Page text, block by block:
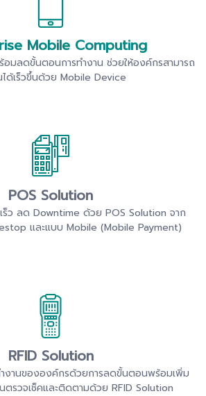
Mobile Computing
มลดขั้นตอนการทำงาน ช่วยให้องค์กรสามารถ
ได้เร็วขึ้นด้วย Mobile Device
POS Solution
เร็ว ลด Downtime ด้วย POS Solution จาก
และแบบ Mobile (Mobile Payment)
RFID Solution
งานขององค์กรด้วยการลดขั้นตอนพร้อมเพิ่ม
ตรวจเช็คและติดตามด้วย RFID Solution